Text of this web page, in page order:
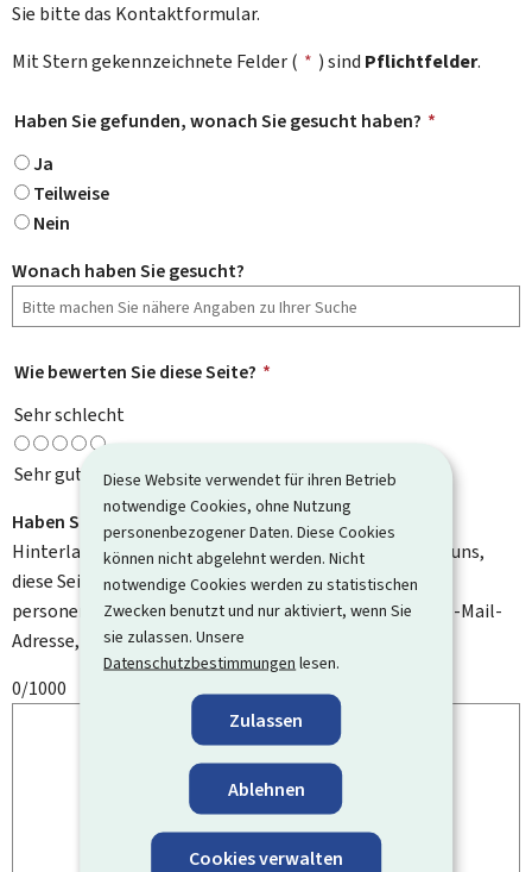
Diese Website verwendet für ihren Betrieb
notwendige Cookies, ohne Nutzung
personenbezogener Daten. Diese Cookies
können nicht abgelehnt werden. Nicht
notwendige Cookies werden zu statistischen
Zwecken benutzt und nur aktiviert, wenn Sie
sie zulassen. Unsere
Datenschutzbestimmungen lesen.
Zulassen
Ablehnen
Cookies verwalten
Sie bitte das Kontaktformular.
Mit Stern gekennzeichnete Felder ( * ) sind Pflichtfelder.
Haben Sie gefunden, wonach Sie gesucht haben? *
Ja
Teilweise
Nein
Wonach haben Sie gesucht?
Wie bewerten Sie diese Seite? *
Sehr schlecht
Sehr gut
Haben Sie Verbesserungsvorschläge?
Hinterlassen Sie uns einen Kommentar und helfen Sie uns,
diese Seite zu verbessern. Bitte geben Sie keine
personenbezogenen Daten an, wie zum Beispiel Ihre E-Mail-
Adresse, Ihren Namen oder Ihre Telefonnummer.
0/1000